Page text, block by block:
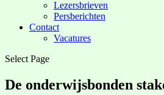
Lezersbrieven
Persberichten
Contact
Vacatures
Select Page
De onderwijsbonden